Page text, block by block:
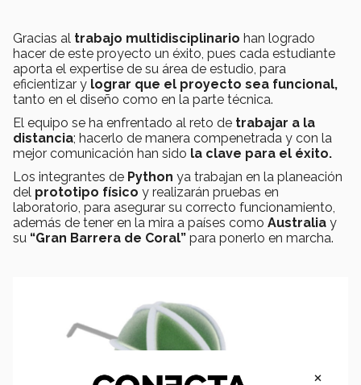
Gracias al trabajo multidisciplinario han logrado
hacer de este proyecto un éxito, pues cada estudiante
aporta el expertise de su área de estudio, para
eficientizar y lograr que el proyecto sea funcional,
tanto en el diseño como en la parte técnica.
El equipo se ha enfrentado al reto de trabajar a la
distancia; hacerlo de manera compenetrada y con la
mejor comunicación han sido la clave para el éxito.
Los integrantes de Python ya trabajan en la planeación
del prototipo físico y realizarán pruebas en
laboratorio, para asegurar su correcto funcionamiento,
además de tener en la mira a países como Australia y
su “Gran Barrera de Coral” para ponerlo en marcha.
×